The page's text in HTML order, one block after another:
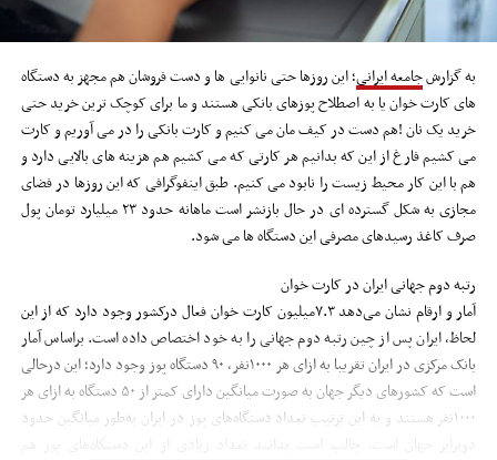
به گزارشجامعه ایرانی؛ این روزها حتی نانوایی ها و دست فروشان هم مجهز به دستگاه
های کارت خوان یا به اصطلاح پوزهای بانکی هستند و ما برای کوچک ترین خرید حتی
خرید یک نان !هم دست در کیف مان می کنیم و کارت بانکی را در می آوریم و کارت
می کشیم فارغ از این که بدانیم هر کارتی که می کشیم هم هزینه های بالایی دارد و
هم با این کار محیط زیست را نابود می کنیم. طبق اینفوگرافی که این روزها در فضای
مجازی به شکل گسترده ای در حال بازنشر است ماهانه حدود ۲۳ میلیارد تومان پول
صرف کاغذ رسیدهای مصرفی این دستگاه ها می شود.
رتبه دوم جهانی ایران در کارت خوان
آمار و ارقام نشان می‌دهد ۷.۳‌میلیون کارت خوان فعال درکشور وجود دارد که از این
لحاظ، ایران پس از چین رتبه دوم جهانی را به خود اختصاص داده است. براساس آمار
بانک مرکزی در ایران تقریبا به ازای هر ۱۰۰۰نفر، ۹۰ دستگاه پوز وجود دارد؛ این درحالی
است که کشورهای دیگر جهان به صورت میانگین دارای کمتر از ۵۰ دستگاه به ازای هر
۱۰۰۰نفر هستند و به این ترتیب تعداد دستگاه‌های پوز در ایران به‌طور میانگین حدود